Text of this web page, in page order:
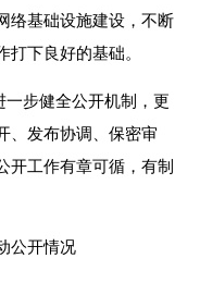
络基础设施建设，不断
下良好的基础。
一步健全公开机制，更
、发布协调、保密审
开工作有章可循，有制
公开情况